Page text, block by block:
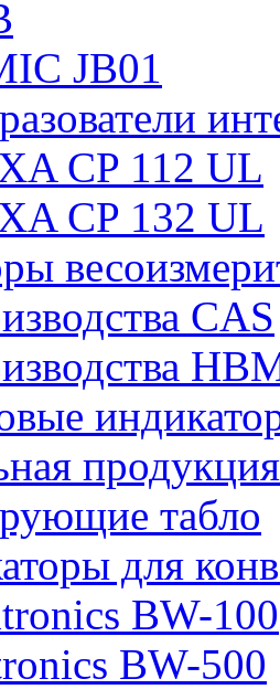
JB01
CP 112 UL
CP 132 UL
CAS
продукция
табло
для
BW-100
BW-500